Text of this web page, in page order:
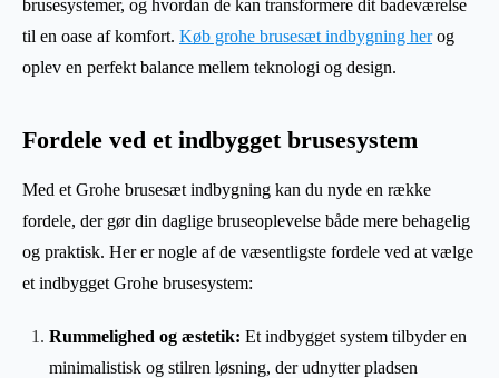
brusesystemer, og hvordan de kan transformere dit badeværelse
til en oase af komfort. Køb grohe brusesæt indbygning herog
oplev en perfekt balance mellem teknologi og design.
Fordele ved et indbygget brusesystem
Med et Grohe brusesæt indbygning kan du nyde en række
fordele, der gør din daglige bruseoplevelse både mere behagelig
og praktisk. Her er nogle af de væsentligste fordele ved at vælge
et indbygget Grohe brusesystem:
Rummelighed og æstetik: Et indbygget system tilbyder en
minimalistisk og stilren løsning, der udnytter pladsen